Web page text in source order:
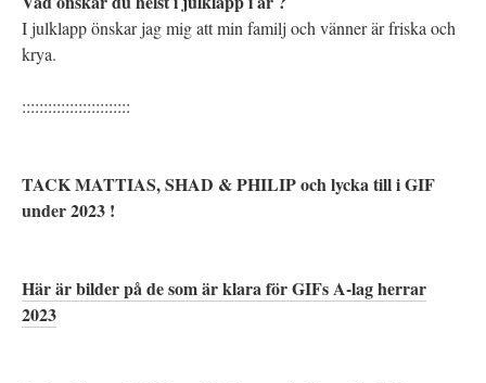
I julklapp önskar jag mig att min familj och vänner är friska och
krya.
:::::::::::::::::::::::::
TACK MATTIAS, SHAD & PHILIP och lycka till i GIF
under 2023 !
Här är bilder på de som är klara för GIFs A-lag herrar
2023